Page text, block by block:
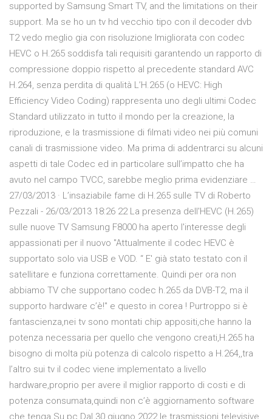
supported by Samsung Smart TV, and the limitations on their
support. Ma se ho un tv hd vecchio tipo con il decoder dvb
T2 vedo meglio gia con risoluzione Imigliorata con codec
HEVC o H.265 soddisfa tali requisiti garantendo un rapporto di
compressione doppio rispetto al precedente standard AVC
H.264, senza perdita di qualità L’H.265 (o HEVC: High
Efficiency Video Coding) rappresenta uno degli ultimi Codec
Standard utilizzato in tutto il mondo per la creazione, la
riproduzione, e la trasmissione di filmati video nei più comuni
canali di trasmissione video. Ma prima di addentrarci su alcuni
aspetti di tale Codec ed in particolare sull’impatto che ha
avuto nel campo TVCC, sarebbe meglio prima evidenziare …
27/03/2013 · L’insaziabile fame di H.265 sulle TV di Roberto
Pezzali - 26/03/2013 18:26 22 La presenza dell'HEVC (H.265)
sulle nuove TV Samsung F8000 ha aperto l'interesse degli
appassionati per il nuovo "Attualmente il codec HEVC è
supportato solo via USB e VOD. “ E' già stato testato con il
satellitare e funziona correttamente. Quindi per ora non
abbiamo TV che supportano codec h.265 da DVB-T2, ma il
supporto hardware c’è!" e questo in corea ! Purtroppo si è
fantascienza,nei tv sono montati chip appositi,che hanno la
potenza necessaria per quello che vengono creati,H.265 ha
bisogno di molta più potenza di calcolo rispetto a H.264,,tra
l’altro sui tv il codec viene implementato a livello
hardware,proprio per avere il miglior rapporto di costi e di
potenza consumata,quindi non c’è aggiornamento software